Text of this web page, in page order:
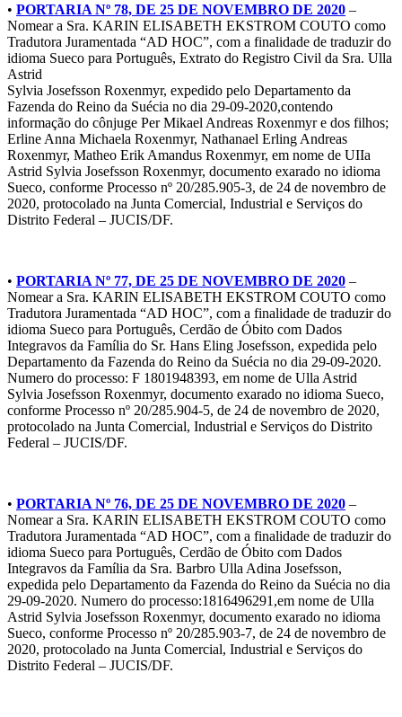
• PORTARIA Nº 78, DE 25 DE NOVEMBRO DE 2020 –
Nomear a Sra. KARIN ELISABETH EKSTROM COUTO como
Tradutora Juramentada “AD HOC”, com a finalidade de traduzir do
idioma Sueco para Português, Extrato do Registro Civil da Sra. Ulla
Astrid
Sylvia Josefsson Roxenmyr, expedido pelo Departamento da
Fazenda do Reino da Suécia no dia 29-09-2020,contendo
informação do cônjuge Per Mikael Andreas Roxenmyr e dos filhos;
Erline Anna Michaela Roxenmyr, Nathanael Erling Andreas
Roxenmyr, Matheo Erik Amandus Roxenmyr, em nome de UIIa
Astrid Sylvia Josefsson Roxenmyr, documento exarado no idioma
Sueco, conforme Processo nº 20/285.905-3, de 24 de novembro de
2020, protocolado na Junta Comercial, Industrial e Serviços do
Distrito Federal – JUCIS/DF.
• PORTARIA Nº 77, DE 25 DE NOVEMBRO DE 2020 –
Nomear a Sra. KARIN ELISABETH EKSTROM COUTO como
Tradutora Juramentada “AD HOC”, com a finalidade de traduzir do
idioma Sueco para Português, Cerdão de Óbito com Dados
Integravos da Família do Sr. Hans Eling Josefsson, expedida pelo
Departamento da Fazenda do Reino da Suécia no dia 29-09-2020.
Numero do processo: F 1801948393, em nome de Ulla Astrid
Sylvia Josefsson Roxenmyr, documento exarado no idioma Sueco,
conforme Processo nº 20/285.904-5, de 24 de novembro de 2020,
protocolado na Junta Comercial, Industrial e Serviços do Distrito
Federal – JUCIS/DF.
• PORTARIA Nº 76, DE 25 DE NOVEMBRO DE 2020 –
Nomear a Sra. KARIN ELISABETH EKSTROM COUTO como
Tradutora Juramentada “AD HOC”, com a finalidade de traduzir do
idioma Sueco para Português, Cerdão de Óbito com Dados
Integravos da Família da Sra. Barbro Ulla Adina Josefsson,
expedida pelo Departamento da Fazenda do Reino da Suécia no dia
29-09-2020. Numero do processo:1816496291,em nome de Ulla
Astrid Sylvia Josefsson Roxenmyr, documento exarado no idioma
Sueco, conforme Processo nº 20/285.903-7, de 24 de novembro de
2020, protocolado na Junta Comercial, Industrial e Serviços do
Distrito Federal – JUCIS/DF.